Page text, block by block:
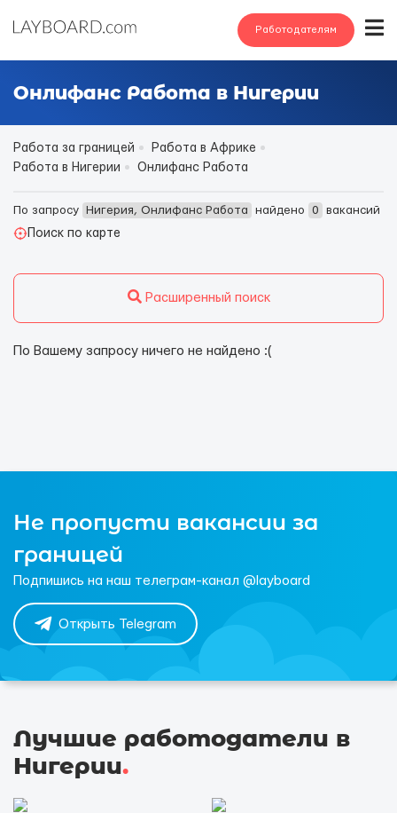
Работодателям
Онлифанс Работа в Нигерии
Работа за границей
Работа в Африке
Работа в Нигерии
Онлифанс Работа
По запросу Нигерия, Онлифанс Работа найдено 0
вакансий
Поиск по карте
Расширенный поиск
По Вашему запросу ничего не найдено :(
Не пропусти вакансии за
границей
Подпишись на наш телеграм-канал @layboard
Открыть Telegram
Лучшие работодатели в
Нигерии.